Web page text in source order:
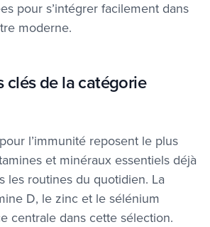
pour s’intégrer facilement dans
moderne.
clés de la catégorie
l’immunité reposent le plus
et minéraux essentiels déjà
les routines du quotidien. La
D, le zinc et le sélénium
centrale dans cette sélection.